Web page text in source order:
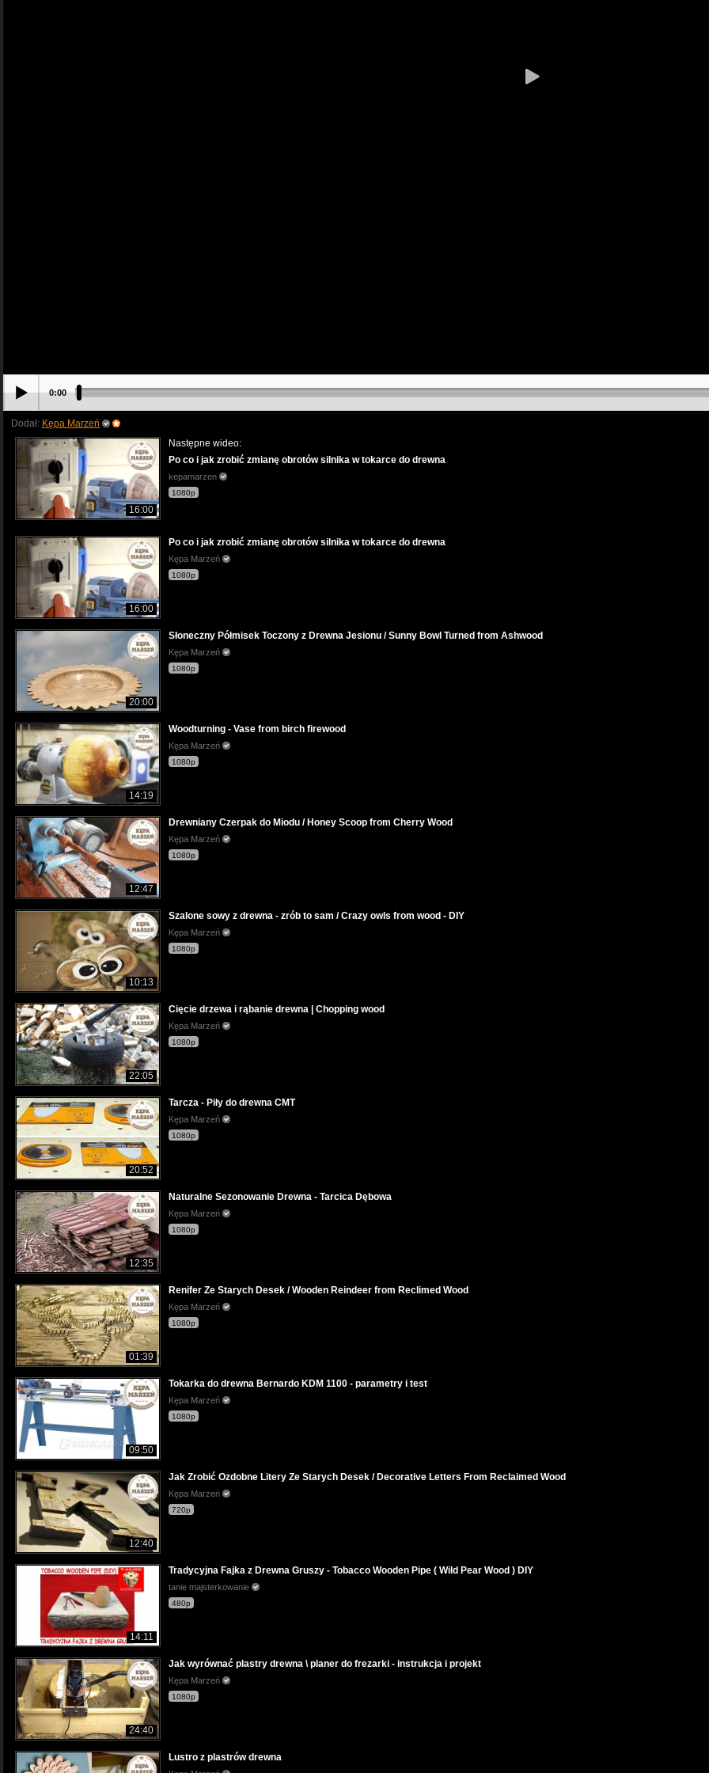
0:00
Dodał: Kępa Marzeń
16:00
Następne wideo:
Po co i jak zrobić zmianę obrotów silnika w tokarce do drewna
kepamarzen
1080p
16:00
Po co i jak zrobić zmianę obrotów silnika w tokarce do drewna
Kępa Marzeń
1080p
20:00
Słoneczny Półmisek Toczony z Drewna Jesionu / Sunny Bowl Turned from Ashwood
Kępa Marzeń
1080p
14:19
Woodturning - Vase from birch firewood
Kępa Marzeń
1080p
12:47
Drewniany Czerpak do Miodu / Honey Scoop from Cherry Wood
Kępa Marzeń
1080p
10:13
Szalone sowy z drewna - zrób to sam / Crazy owls from wood - DIY
Kępa Marzeń
1080p
22:05
Cięcie drzewa i rąbanie drewna | Chopping wood
Kępa Marzeń
1080p
20:52
Tarcza - Piły do drewna CMT
Kępa Marzeń
1080p
12:35
Naturalne Sezonowanie Drewna - Tarcica Dębowa
Kępa Marzeń
1080p
01:39
Renifer Ze Starych Desek / Wooden Reindeer from Reclimed Wood
Kępa Marzeń
1080p
09:50
Tokarka do drewna Bernardo KDM 1100 - parametry i test
Kępa Marzeń
1080p
12:40
Jak Zrobić Ozdobne Litery Ze Starych Desek / Decorative Letters From Reclaimed Wood
Kępa Marzeń
720p
14:11
Tradycyjna Fajka z Drewna Gruszy - Tobacco Wooden Pipe ( Wild Pear Wood ) DIY
tanie majsterkowanie
480p
24:40
Jak wyrównać plastry drewna \ planer do frezarki - instrukcja i projekt
Kępa Marzeń
1080p
Lustro z plastrów drewna